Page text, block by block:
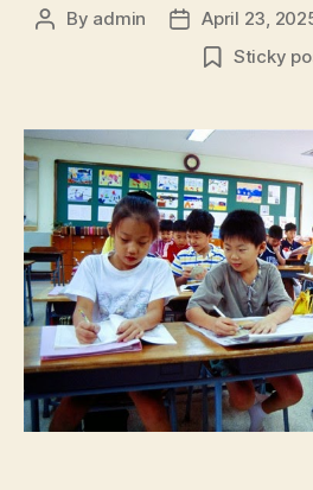
Post
By admin
Post
date
April 23,
Sticky